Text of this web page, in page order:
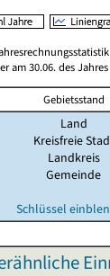
am 30.06. des Jahres
Gebietsstand
Land
Kreisfreie
Landkreis
Gemeinde
Schlüssel